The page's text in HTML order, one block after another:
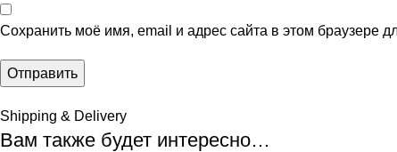
Сохранить моё имя, email и адрес сайта в этом браузере
Shipping & Delivery
Вам также будет интересно…